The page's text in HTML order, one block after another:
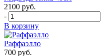
2100 руб.
-
В корзину
Раффаэлло
700 руб.